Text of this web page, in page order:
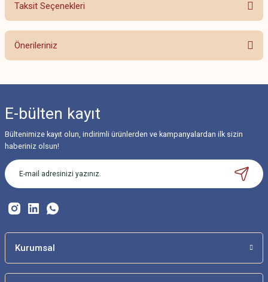
Bu ürüne ilk yorumu siz yapın!
Taksit Seçenekleri
Önerileriniz
Görüş ve önerileriniz için teşekkür ederiz.
Ürün resmi kalitesiz, bozuk veya görüntülenemiyor.
Ürün açıklamasında eksik bilgiler bulunuyor.
Ürün bilgilerinde hatalar bulunuyor.
Bu ürüne benzer farklı alternatifler olmalı.
E-bülten kayıt
Bültenimize kayıt olun, indirimli ürünlerden ve kampanyalardan ilk sizin
haberiniz olsun!
Kurumsal